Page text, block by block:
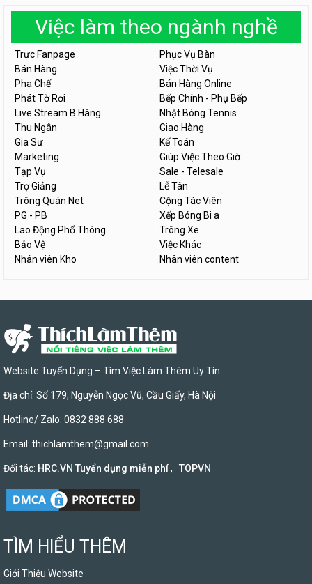
Việc làm theo ngành nghề
Trực Fanpage
Phục Vụ Bàn
Bán Hàng
Việc Thời Vụ
Pha Chế
Bán Hàng Online
Phát Tờ Rơi
Bếp Chính - Phụ Bếp
Live Stream B.Hàng
Nhặt Bóng Tennis
Thu Ngân
Giao Hàng
Gia Sư
Kế Toán
Marketing
Giúp Việc Theo Giờ
Tạp Vụ
Sale - Telesale
Trợ Giảng
Lễ Tân
Trông Quán Net
Cộng Tác Viên
PG - PB
Xếp Bóng Bi a
Lao Động Phổ Thông
Trông Xe
Bảo Vệ
Việc Khác
Nhân viên Kho
Nhân viên content
Website Tuyển Dụng – Tìm Việc Làm Thêm Uy Tín
Địa chỉ: Số 179, Nguyễn Ngọc Vũ, Cầu Giấy, Hà Nội
Hotline/ Zalo: 0832 888 688
Email: thichlamthem@gmail.com
Đối tác: HRC.VN Tuyển dụng miễn phí, TOPVN
TÌM HIỂU THÊM
Giới Thiệu Website